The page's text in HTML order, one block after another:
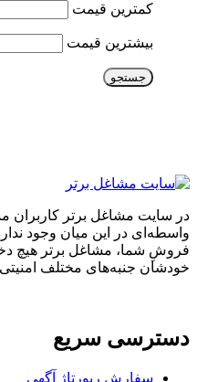
کمترین قیمت
بیشترین قیمت
جستجو
در سایت مشاغل برتر کاربران
واسطه‌ای در این میان وجود
فروشِ شما، مشاغل برتر هیچ
خودشان جنبه‌های مختلف امنیتی
دسترسی سریع
سفارش رپورتاژ آگهی